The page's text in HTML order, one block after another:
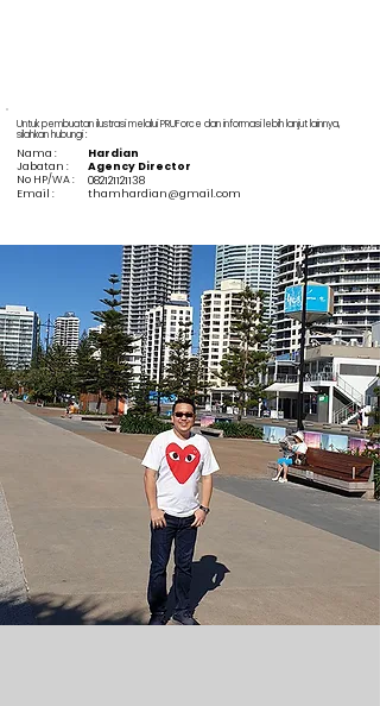
Untuk pembuatan ilustrasi melalui PRUForce dan informasi lebih lanjut lainnya,
silahkan hubungi :
Nama :
Hardian
Jabatan :
Agency Director
No HP/WA :
082121121138
Email :
thamhardian@gmail.com